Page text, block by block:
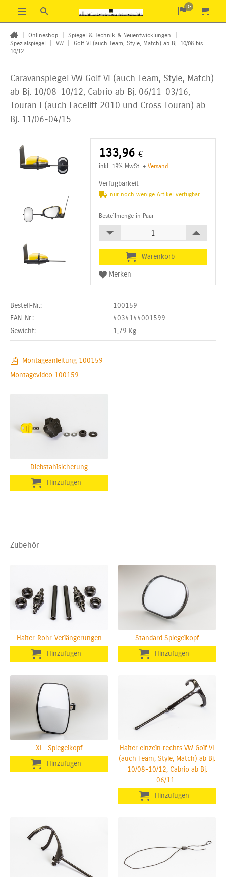
DE
Onlineshop Spiegel & Technik & Neuentwicklungen
Spezialspiegel
VW
Golf VI (auch Team, Style, Match) ab Bj. 10/08 bis
10/12
Caravanspiegel VW Golf VI (auch Team, Style, Match)
ab Bj. 10/08-10/12, Cabrio ab Bj. 06/11-03/16,
Touran I (auch Facelift 2010 und Cross Touran) ab
Bj. 11/06-04/15
Bestell-Nr.:
100159
EAN-Nr.:
4034144001599
Gewicht:
1,79 Kg
Montageanleitung 100159
Montagevideo 100159
133,96 €
inkl. 19% MwSt. +Versand
Verfügbarkeit
nur noch wenige Artikel verfügbar
Bestellmenge in Paar
Diebstahlsicherung
Zubehör
Halter-Rohr-Verlängerungen Standard Spiegelkopf
XL- Spiegelkopf
Halter einzeln rechts VW Golf VI
(auch Team, Style, Match) ab Bj.
10/08-10/12, Cabrio ab Bj.
06/11-